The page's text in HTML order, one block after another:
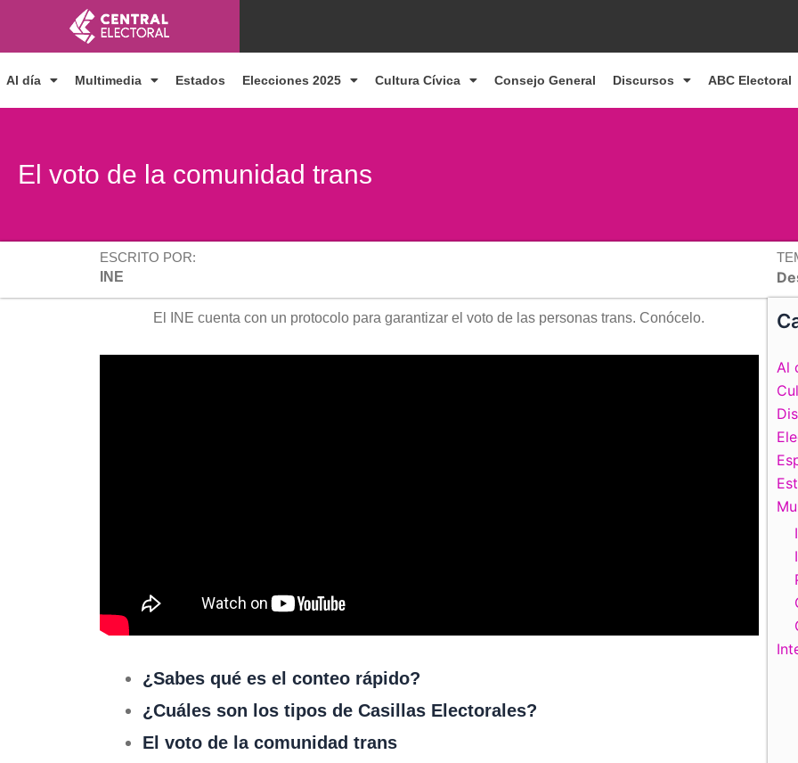
contenido
Al día Multimedia Estados Elecciones 2025 Cultura Cívica Consejo General Discursos ABC Electoral
El voto de la comunidad trans
ESCRITO POR:
INE
El INE cuenta con un protocolo para garantizar el voto de las personas trans. Conócelo.
¿Sabes qué es el conteo rápido?
¿Cuáles son los tipos de Casillas Electorales?
El voto de la comunidad trans
Al